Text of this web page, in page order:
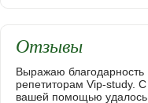
Отзывы
Выражаю благодарность
репетиторам Vip-study. С
вашей помощью удалось